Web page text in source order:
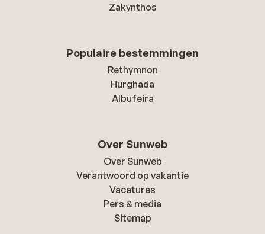
Zakynthos
Populaire bestemmingen
Rethymnon
Hurghada
Albufeira
Over Sunweb
Over Sunweb
Verantwoord op vakantie
Vacatures
Pers & media
Sitemap